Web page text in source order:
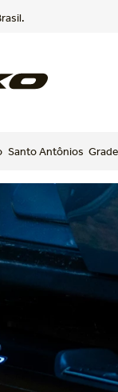
Santo Antônios